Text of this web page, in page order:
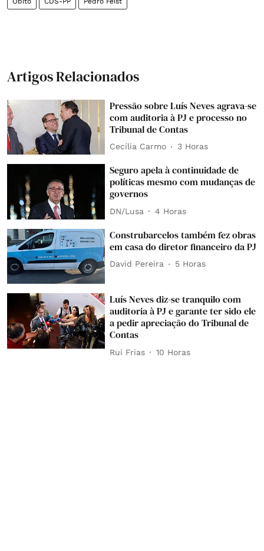
Artigos Relacionados
Pressão sobre Luís Neves agrava-se
com auditoria à PJ e processo no
Tribunal de Contas
Cecília Carmo 3 Horas
Seguro apela à continuidade de
políticas mesmo com mudanças de
governos
DN/Lusa 4 Horas
Construbarcelos também fez obras
em casa do diretor financeiro da PJ
David Pereira 5 Horas
Luís Neves diz-se tranquilo com
auditoria à PJ e garante ter sido ele
a pedir apreciação do Tribunal de
Contas
Rui Frias 10 Horas